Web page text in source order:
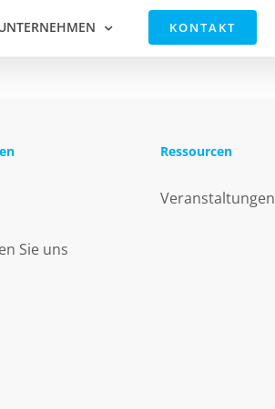
KONTAKT
Sie uns
Ressourcen
Veranstaltungen